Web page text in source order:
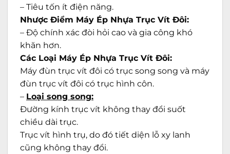
– Tiêu tốn ít điện năng.
Nhược Điểm Máy Ép Nhựa Trục Vít Đôi:
– Độ chính xác đòi hỏi cao và gia công khó
khăn hơn.
Các Loại Máy Ép Nhựa Trục Vít Đôi:
Máy đùn trục vít đôi có trục song song và máy
đùn trục vít đôi có trục hình côn.
– Loại song song:
Đường kính trục vít không thay đổi suốt
chiều dài trục.
Trục vít hình trụ, do đó tiết diện lỗ xy lanh
cũng không thay đổi.